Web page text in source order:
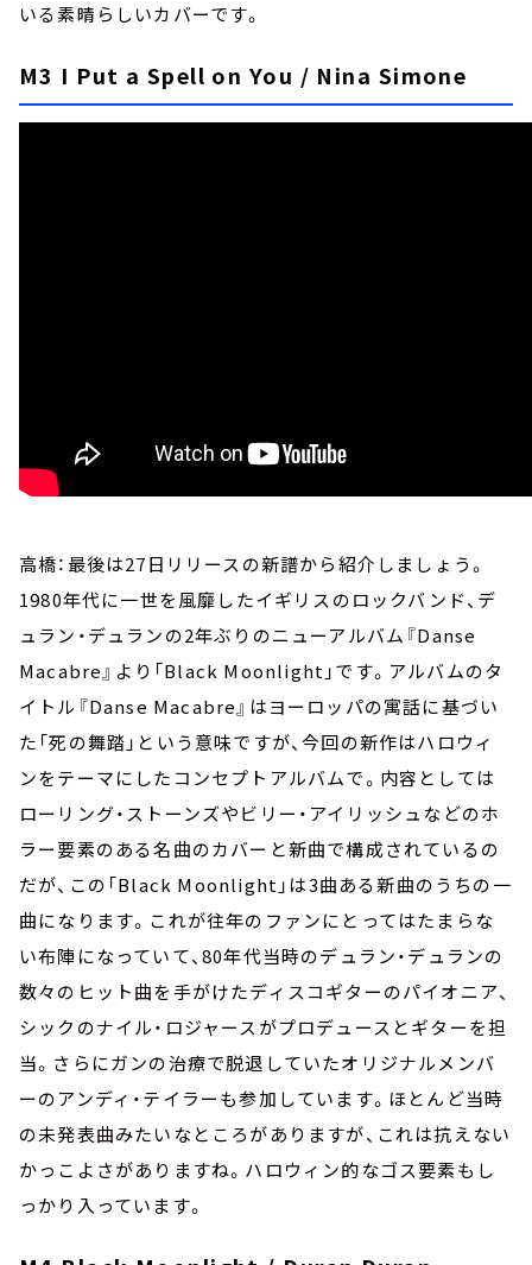
いる素晴らしいカバーです。
M3 I Put a Spell on You / Nina Simone
高橋：最後は27日リリースの新譜から紹介しましょう。
1980年代に一世を風靡したイギリスのロックバンド、デ
ュラン・デュランの2年ぶりのニューアルバム『Danse
Macabre』より「Black Moonlight」です。アルバムのタ
イトル『Danse Macabre』はヨーロッパの寓話に基づい
た「死の舞踏」という意味ですが、今回の新作はハロウィ
ンをテーマにしたコンセプトアルバムで。内容としては
ローリング・ストーンズやビリー・アイリッシュなどのホ
ラー要素のある名曲のカバーと新曲で構成されているの
だが、この「Black Moonlight」は3曲ある新曲のうちの一
曲になります。これが往年のファンにとってはたまらな
い布陣になっていて、80年代当時のデュラン・デュランの
数々のヒット曲を手がけたディスコギターのパイオニア、
シックのナイル・ロジャースがプロデュースとギターを担
当。さらにガンの治療で脱退していたオリジナルメンバ
ーのアンディ・テイラーも参加しています。ほとんど当時
の未発表曲みたいなところがありますが、これは抗えない
かっこよさがありますね。ハロウィン的なゴス要素もし
っかり入っています。